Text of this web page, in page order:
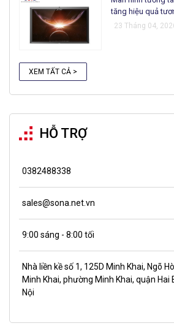
tăng hiệu quả
23 Tháng 04,
XEM TẤT CẢ >
HỖ TRỢ
0382488338
sales@sona.net.vn
9:00 sáng - 8:00 tối
Nhà liền kề số 1, 125D Minh Khai, Ngõ
Minh Khai, phường Minh Khai, quận Hai
Nội